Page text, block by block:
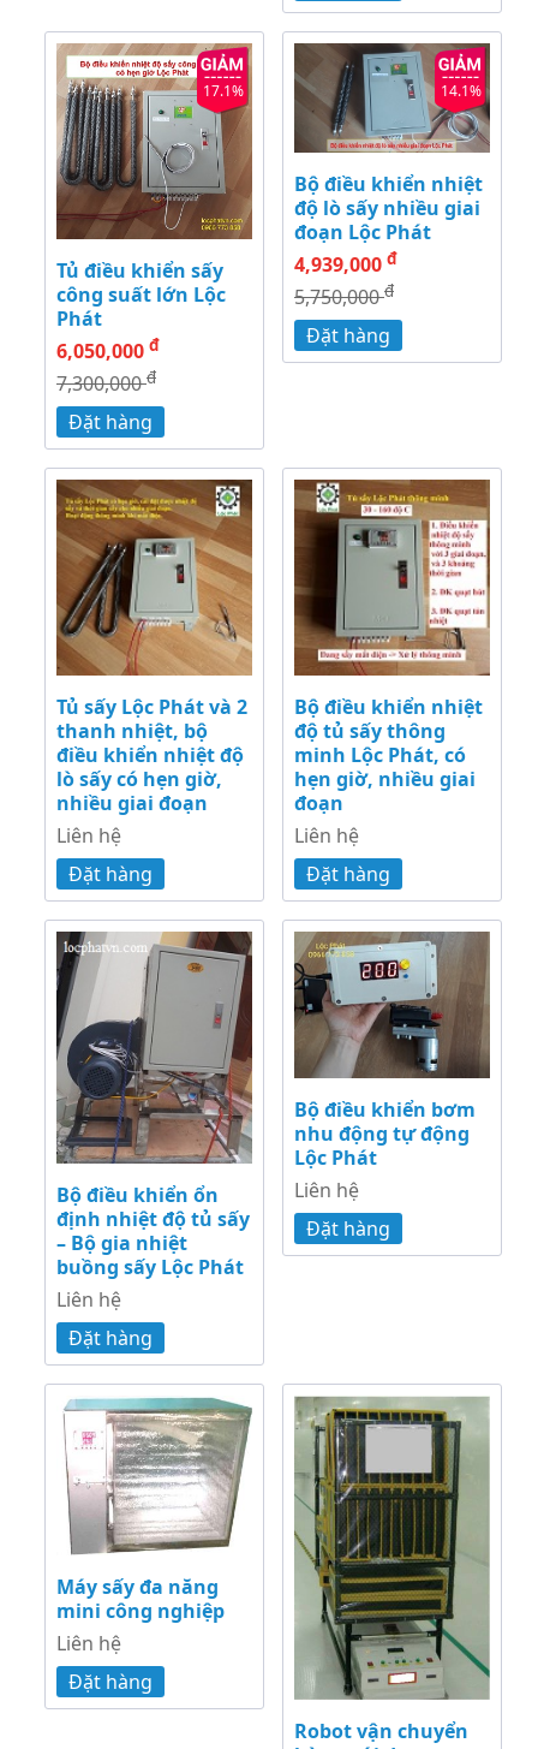
17.1%
Tủ điều khiển sấy
công suất lớn Lộc
Phát
6,050,000 đ
7,300,000đ
Đặt hàng
14.1%
Bộ điều khiển nhiệt
độ lò sấy nhiều giai
đoạn Lộc Phát
4,939,000 đ
5,750,000đ
Đặt hàng
Tủ sấy Lộc Phát và 2
thanh nhiệt, bộ
điều khiển nhiệt độ
lò sấy có hẹn giờ,
nhiều giai đoạn
Liên hệ
Đặt hàng
Bộ điều khiển nhiệt
độ tủ sấy thông
minh Lộc Phát, có
hẹn giờ, nhiều giai
đoạn
Liên hệ
Đặt hàng
Bộ điều khiển ổn
định nhiệt độ tủ sấy
– Bộ gia nhiệt
buồng sấy Lộc Phát
Liên hệ
Đặt hàng
Bộ điều khiển bơm
nhu động tự động
Lộc Phát
Liên hệ
Đặt hàng
Máy sấy đa năng
mini công nghiệp
Liên hệ
Đặt hàng
Robot vận chuyển